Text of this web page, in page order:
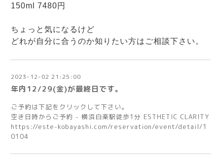
150ml 7480円
ちょっと気になるけど
どれが自分に合うのか知りたい方はご相談下さい。
2023-12-02 21:25:00
年内12/29(金)が最終日です。
ご予約は下記をクリックして下さい。
空き日時からご予約 - 横浜白楽駅徒歩1分 ESTHETIC CLARITY
https://este-kobayashi.com/reservation/event/detail/1
0104